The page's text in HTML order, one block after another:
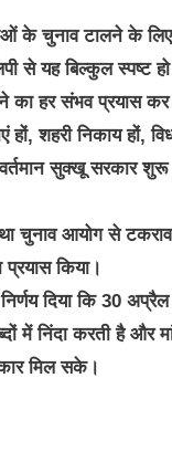
के चुनाव टालने के लिए
से यह बिल्कुल स्पष्ट हो
का हर संभव प्रयास कर
हों, शहरी निकाय हों,
वर्तमान सुक्खू सरकार
आयोग से टकराव
किया।
दिया कि 30
में निंदा करती है और
मिल सके।